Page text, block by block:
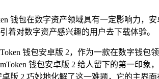
钱包在数字资产领域具有一定影响力，
着对数字资产感兴趣的用户去下载体验。
钱包安卓版 2，作为一款在数字钱包领
钱包安卓版 2 给人留下的第一印象
版 2 巧妙地化解了这一难题，它的主界